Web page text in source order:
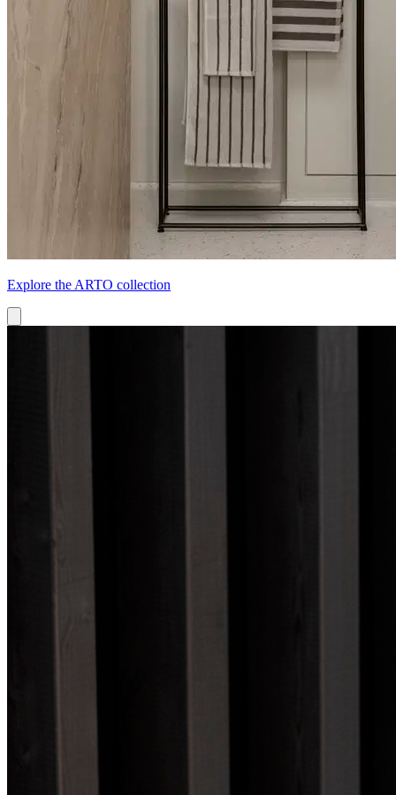
Explore the ARTO collection